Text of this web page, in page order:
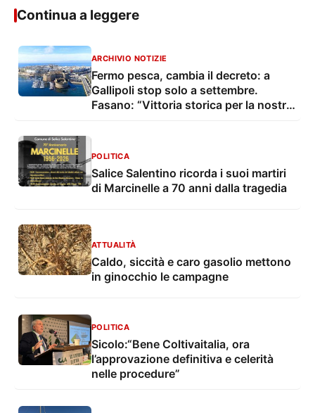
Continua a leggere
ARCHIVIO NOTIZIE
Fermo pesca, cambia il decreto: a
Gallipoli stop solo a settembre.
Fasano: “Vittoria storica per la nostra
POLITICA
Salice Salentino ricorda i suoi martiri
di Marcinelle a 70 anni dalla tragedia
ATTUALITÀ
Caldo, siccità e caro gasolio mettono
in ginocchio le campagne
POLITICA
Sicolo:“Bene Coltivaitalia, ora
l’approvazione definitiva e celerità
nelle procedure”